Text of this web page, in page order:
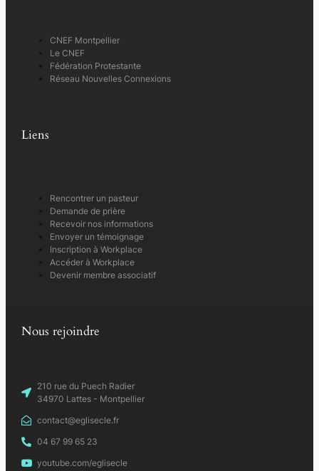
CNEF Montpellier
Le CNEF
Fédération Protestante
Réseau Nouvelles Connexions
Liens
Rencontrer un pasteur
Demande de prière
Recevoir nos informations
Envoyer un témoignage
Inscription à Workplace
Accéder à Workplace
Devenir membre associatif
Nous rejoindre
210 rue du Puech Radier
34970 Lattes - Montpellier
contact@eglisecle.fr
04 67 99 65 23
youtube.com/eglisecle